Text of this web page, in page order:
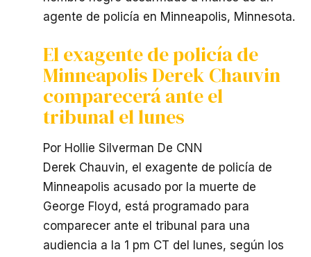
agente de policía en Minneapolis, Minnesota.
El exagente de policía de
Minneapolis Derek Chauvin
comparecerá ante el
tribunal el lunes
Por Hollie Silverman De CNN
Derek Chauvin, el exagente de policía de
Minneapolis acusado por la muerte de
George Floyd, está programado para
comparecer ante el tribunal para una
audiencia a la 1 pm CT del lunes, según los